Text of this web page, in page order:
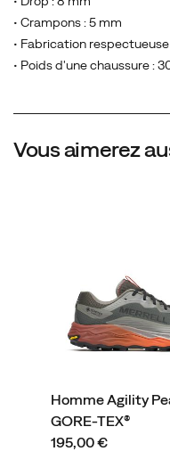
• Crampons : 5 mm
• Fabrication
• Poids d'une chaussure :
Vous aimerez
Homme Agility
GORE-TEX®
price
195,00 €